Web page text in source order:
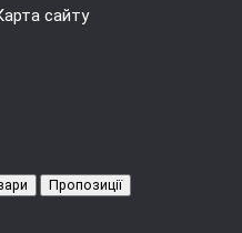
сайту
Пропозиції